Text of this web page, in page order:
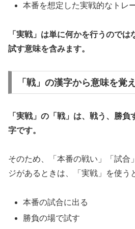
本番を想定した実戦的なトレ
「実戦」は単に何かを行うので
試す意味を含みます。
「戦」の漢字から意味を覚
「実戦」の「戦」は、戦う、勝
字です。
そのため、「本番の戦い」「試合
ジがあるときは、「実戦」を使う
本番の試合に出る
勝負の場で試す